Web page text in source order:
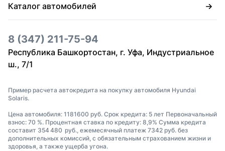
Каталог автомобилей
8 (347) 211-75-94
Республика Башкортостан, г. Уфа, Индустриальное
ш., 7/1
Пример расчета автокредита на покупку автомобиля Hyundai
Solaris.
Цена автомобиля: 1181600 руб. Срок кредита: 5 лет Первоначальный
взнос: 70 %. Процентная ставка по кредиту: 8,9% Сумма кредита
составит 354 480 руб., ежемесячный платеж 7342 руб. без
дополнительных комиссий, с обязательным страхованием жизни и
здоровья, а также ущерба угона.